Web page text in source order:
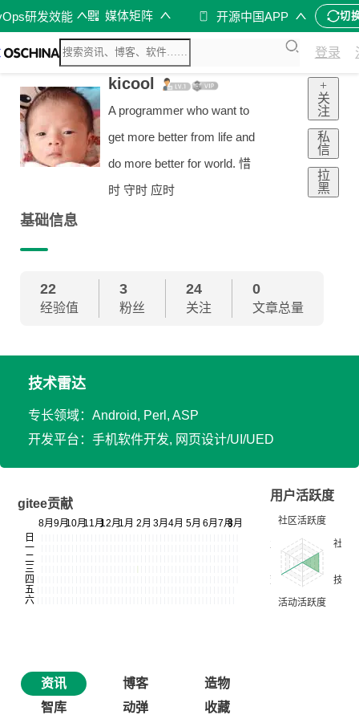
研发效能 媒体矩阵 开源中国APP 切
登录
kicool
A programmer who want to
get more better from life and
do more better for world. 惜
时 守时 应时
+
关
注
私
信
拉
黑
基础信息
22
经验值
3
粉丝
24
关注
0
文章总量
技术雷达
专长领域：Android, Perl, ASP
开发平台：手机软件开发, 网页设计/UI/UED
gitee贡献
用户活跃度
资讯 博客
造物
智库
动弹 收藏